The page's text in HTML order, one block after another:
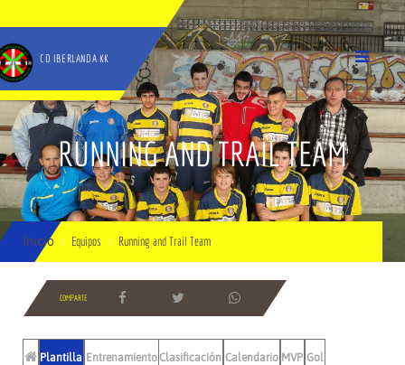
CD IBERLANDA KK
RUNNING AND TRAIL TEAM
Inicio Equipos Running and Trail Team
COMPARTE
Plantilla EntrenamientosClasificación Calendario MVP Gol